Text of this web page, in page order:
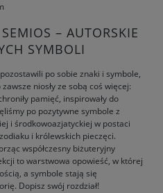
– AUTORSKIE
SYMBOLI
po sobie znaki i symbole,
niosły ze sobą coś więcej:
pamięć, inspirowały do
po pozytywne symbole z
i środkowoazjatyckiej w postaci
i królewskich pieczęci.
współczesny biżuteryjny
to warstwowa opowieść, w której
a symbole stają się
Dopisz swój rozdział!